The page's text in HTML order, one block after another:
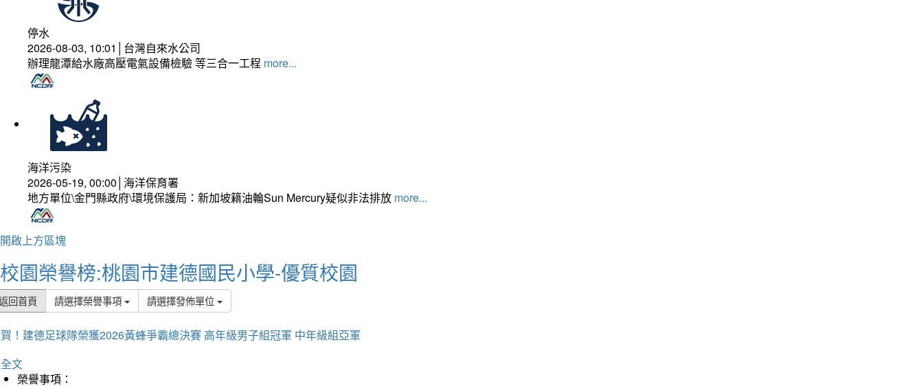
停水
2026-08-03, 10:01│台灣自來水公司
辦理龍潭給水廠高壓電氣設備檢驗 等三合一工程 more...
海洋污染
2026-05-19, 00:00│海洋保育署
地方單位\金門縣政府\環境保護局：新加坡籍油輪Sun Mercury疑似非法排放 more...
開啟上方區塊
校園榮譽榜:桃園市建德國民小學-優質校園
回首頁 請選擇榮譽事項 請選擇發佈單位
！建德足球隊榮獲2026黃蜂爭霸總決賽 高年級男子組冠軍 中年級組亞軍
文
榮譽事項：